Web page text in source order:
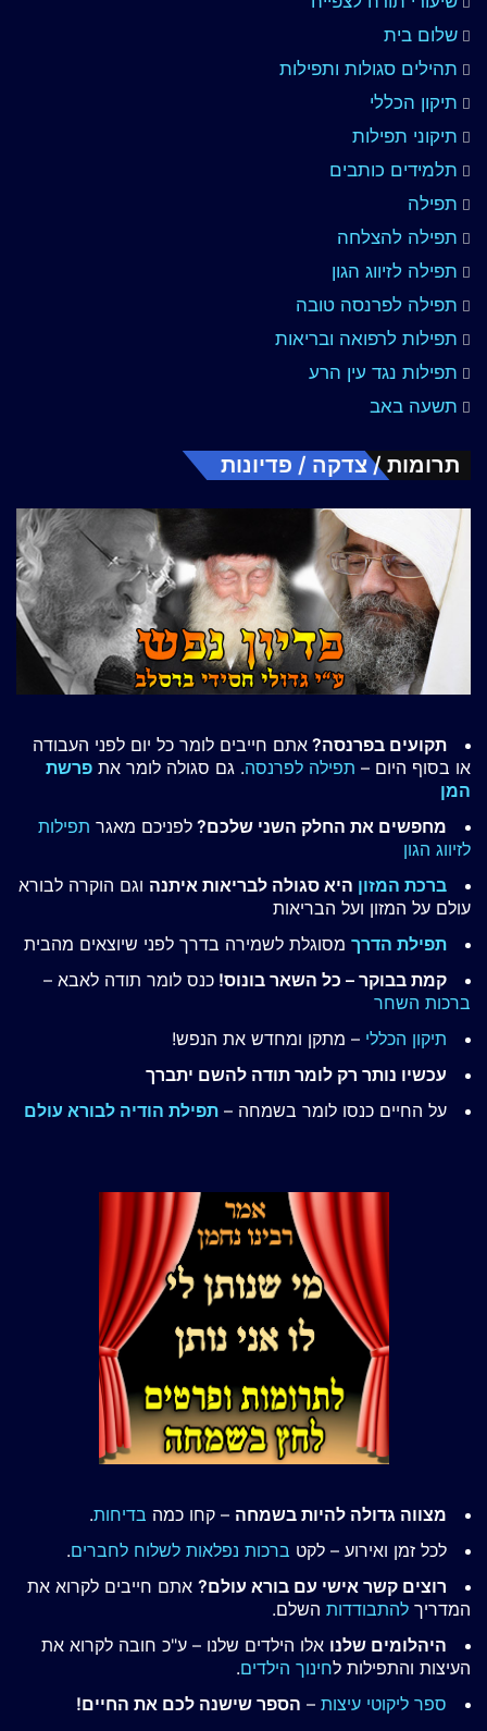
שלום בית
תהילים סגולות ותפילות
תיקון הכללי
תיקוני תפילות
תלמידים כותבים
תפילה
תפילה להצלחה
תפילה לזיווג הגון
תפילה לפרנסה טובה
תפילות לרפואה ובריאות
תפילות נגד עין הרע
תשעה באב
תרומות / צדקה / פדיונות
תקועים בפרנסה? אתם חייבים לומר כל יום לפני העבודה
או בסוף היום – תפילה לפרנסה. גם סגולה לומר את פרשת
המן
מחפשים את החלק השני שלכם? לפניכם מאגר תפילות
לזיווג הגון
ברכת המזון היא סגולה לבריאות איתנה וגם הוקרה לבורא
עולם על המזון ועל הבריאות
תפילת הדרך מסוגלת לשמירה בדרך לפני שיוצאים מהבית
קמת בבוקר – כל השאר בונוס! כנס לומר תודה לאבא –
ברכות השחר
תיקון הכללי – מתקן ומחדש את הנפש!
עכשיו נותר רק לומר תודה להשם יתברך
על החיים כנסו לומר בשמחה – תפילת הודיה לבורא עולם
מצווה גדולה להיות בשמחה – קחו כמה בדיחות.
לכל זמן ואירוע – לקט ברכות נפלאות לשלוח לחברים.
רוצים קשר אישי עם בורא עולם? אתם חייבים לקרוא את
המדריך להתבודדות השלם.
היהלומים שלנו אלו הילדים שלנו – ע"כ חובה לקרוא את
העיצות והתפילות לחינוך הילדים.
ספר ליקוטי עיצות – הספר שישנה לכם את החיים!